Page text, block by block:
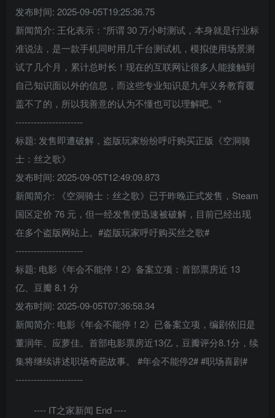
发布时间: 2025-09-05T19:25:36.75
新闻简介: 王化表示：“所谓 30 万小时测试，本身就是行业标
准说法，是一款手机同时用几千台测试机，模拟使用场景测
试了几个月，累计总时长！现在的互联网让很多人能接触到
自己知识面以外的信息，而这些专业知识是九年义务教育覆
盖不了的，所以我善意的认为不懂也可以理解吧。”
----------------------
标题: 发售即遭破解，盗版玩家纷纷呼吁购买正版《空洞骑
士：丝之歌》
发布时间: 2025-09-05T12:49:09.873
新闻简介: 《空洞骑士：丝之歌》已于昨晚正式发售，Steam
国区定价 76 元，但一经发售便迅速被破解，目前已经出现
在多个盗版网站上。#盗版玩家呼吁购买丝之歌#
----------------------
标题: 电影《年会不能停！2》备案立项：首部票房近 13
亿、豆瓣 8.1 分
发布时间: 2025-09-05T07:36:58.34
新闻简介: 电影《年会不能停！2》已备案立项，编剧依旧是
董润年、应萝佳。首部电影票房近13亿，豆瓣评分8.1分，续
集将继续讲述职场奇葩故事。 #年会不能停2# #职场喜剧#
----------------------
---- IT之家新闻 End ----